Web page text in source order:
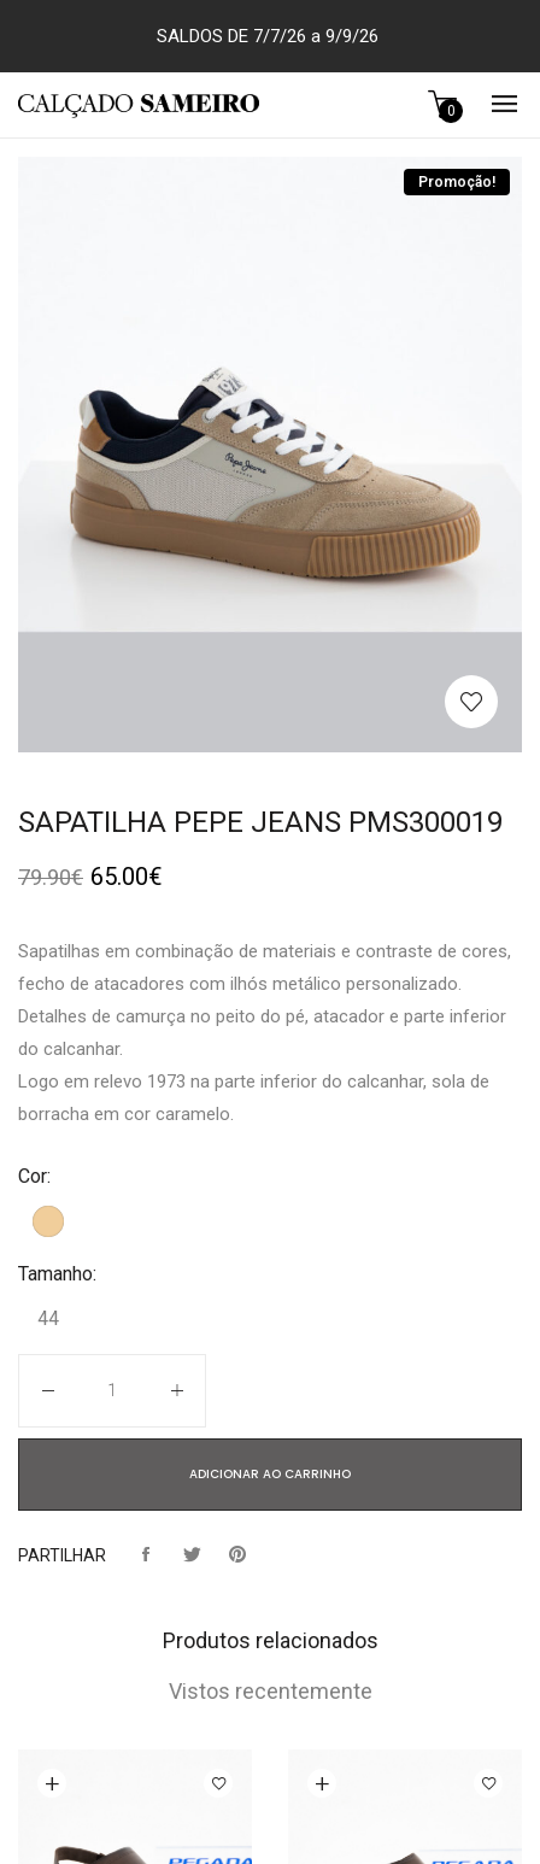
SALDOS DE 7/7/26 a 9/9/26
0
Promoção!
SAPATILHA PEPE JEANS PMS300019
79.90€ 65.00€
Sapatilhas em combinação de materiais e contraste de cores,
fecho de atacadores com ilhós metálico personalizado.
Detalhes de camurça no peito do pé, atacador e parte inferior
do calcanhar.
Logo em relevo 1973 na parte inferior do calcanhar, sola de
borracha em cor caramelo.
Cor:
Tamanho:
44
ADICIONAR AO CARRINHO
PARTILHAR
Produtos relacionados
Vistos recentemente
opções Ver opções